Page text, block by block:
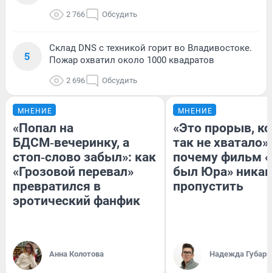
2 766 Обсудить
5
Склад DNS с техникой горит во Владивостоке.
Пожар охватил около 1000 квадратов
2 696 Обсудить
МНЕНИЕ
«Попал на
БДСМ‑вечеринку, а
стоп‑слово забыл»: как
«Грозовой перевал»
превратился в
эротический фанфик
Анна Колотова
МНЕНИЕ
«Это прорыв,
так не хватало»:
почему фильм
был Юра»
пропустить
Надежда Губарь